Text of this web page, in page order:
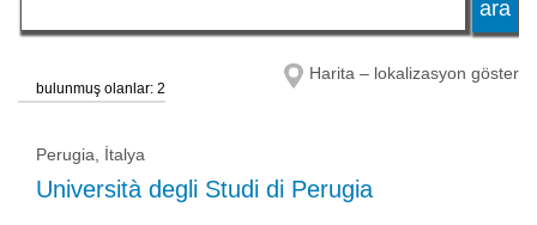
bulunmuş olanlar: 2
Harita – lokalizasyon göster
Perugia, İtalya
Università degli Studi di Perugia